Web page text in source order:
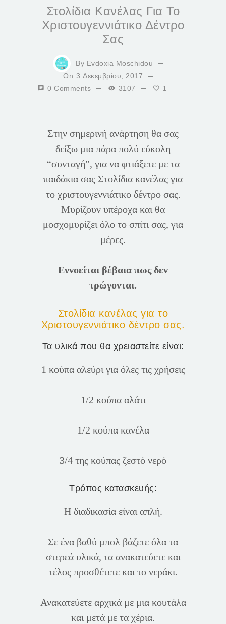
Στολίδια Κανέλας Για Το
Χριστουγεννιάτικο Δέντρο
Σας
By Evdoxia Moschidou
On 3 Δεκεμβρίου, 2017
0 Comments
3107 1
Στην σημερινή ανάρτηση θα σας
δείξω μια πάρα πολύ εύκολη
“συνταγή”, για να φτιάξετε με τα
παιδάκια σας Στολίδια κανέλας για
το χριστουγεννιάτικο δέντρο σας.
Μυρίζουν υπέροχα και θα
μοσχομυρίζει όλο το σπίτι σας, για
μέρες.
Εννοείται βέβαια πως δεν
τρώγονται.
Στολίδια κανέλας για το
Χριστουγεννιάτικο δέντρο σας.
Τα υλικά που θα χρειαστείτε είναι:
1 κούπα αλεύρι για όλες τις χρήσεις
1/2 κούπα αλάτι
1/2 κούπα κανέλα
3/4 της κούπας ζεστό νερό
Τρόπος κατασκευής:
Η διαδικασία είναι απλή.
Σε ένα βαθύ μπολ βάζετε όλα τα
στερεά υλικά, τα ανακατεύετε και
τέλος προσθέτετε και το νεράκι.
Ανακατεύετε αρχικά με μια κουτάλα
και μετά με τα χέρια.